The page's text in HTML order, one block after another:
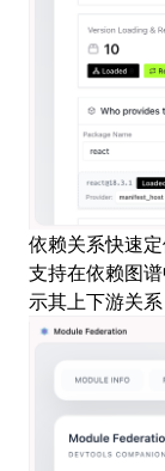
依赖关系快速
支持在依赖图
示其上下游关系